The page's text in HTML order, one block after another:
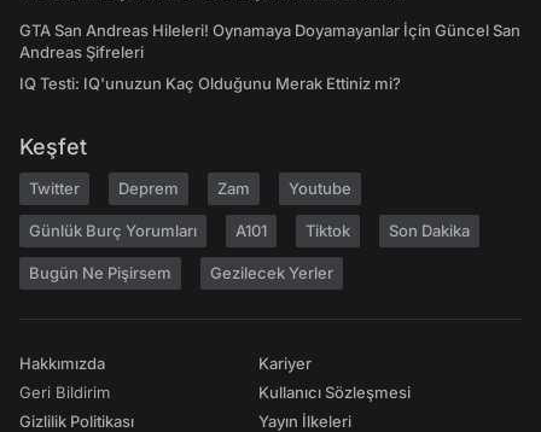
GTA San Andreas Hileleri! Oynamaya Doyamayanlar İçin Güncel San
Andreas Şifreleri
IQ Testi: IQ'unuzun Kaç Olduğunu Merak Ettiniz mi?
Keşfet
Twitter Deprem Zam Youtube
Günlük Burç Yorumları A101 Tiktok Son Dakika
Bugün Ne Pişirsem Gezilecek Yerler
Hakkımızda
Geri Bildirim
Gizlilik Politikası
Kariyer
Kullanıcı Sözleşmesi
Yayın İlkeleri